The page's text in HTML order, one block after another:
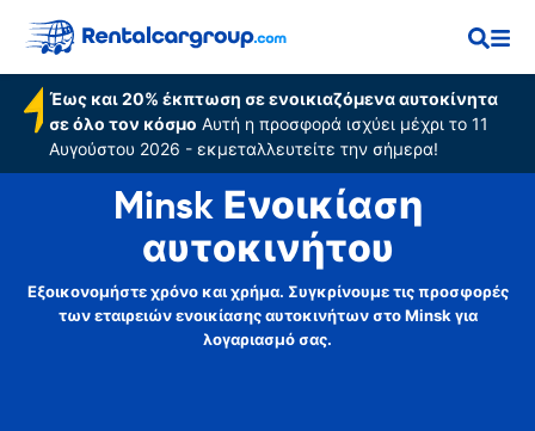
Έως και 20% έκπτωση σε ενοικιαζόμενα αυτοκίνητα
σε όλο τον κόσμο Αυτή η προσφορά ισχύει μέχρι το 11
Αυγούστου 2026 - εκμεταλλευτείτε την σήμερα!
Minsk Ενοικίαση
αυτοκινήτου
Εξοικονομήστε χρόνο και χρήμα. Συγκρίνουμε τις προσφορές
των εταιρειών ενοικίασης αυτοκινήτων στο Minsk για
λογαριασμό σας.